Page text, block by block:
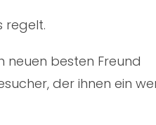
regelt.
neuen besten Freund
der ihnen ein